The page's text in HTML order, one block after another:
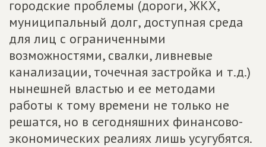
городские проблемы (дороги, ЖКХ,
муниципальный долг, доступная среда
для лиц с ограниченными
возможностями, свалки, ливневые
канализации, точечная застройка и т.д.)
нынешней властью и ее методами
работы к тому времени не только не
решатся, но в сегодняшних финансово-
экономических реалиях лишь усугубятся.